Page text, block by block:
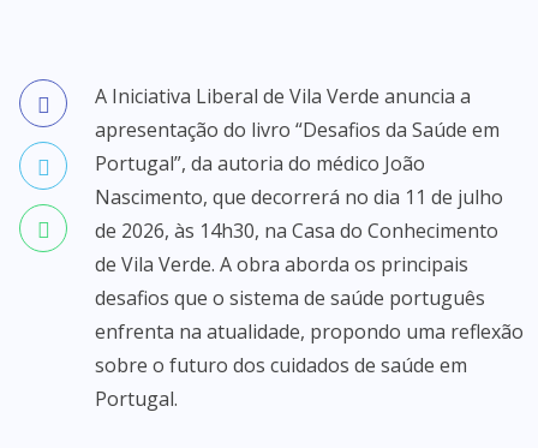
A Iniciativa Liberal de Vila Verde anuncia a
apresentação do livro “Desafios da Saúde em
Portugal”, da autoria do médico João
Nascimento, que decorrerá no dia 11 de julho
de 2026, às 14h30, na Casa do Conhecimento
de Vila Verde. A obra aborda os principais
desafios que o sistema de saúde português
enfrenta na atualidade, propondo uma reflexão
sobre o futuro dos cuidados de saúde em
Portugal.